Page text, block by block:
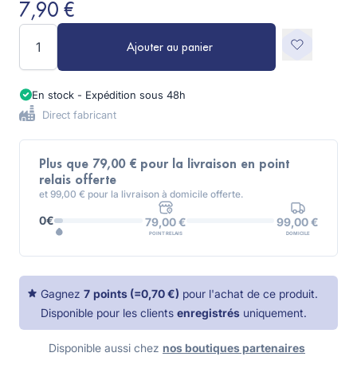
7,90 €
Ajouter au panier
En stock - Expédition sous 48h
Direct fabricant
Plus que 79,00 € pour la livraison en point
relais offerte
et 99,00 € pour la livraison à domicile offerte.
0€ 79,00 €
POINT RELAIS
99,00 €
DOMICILE
Gagnez 7 points (=0,70 €) pour l'achat de ce produit.
Disponible pour les clients enregistrés uniquement.
Disponible aussi chez nos boutiques partenaires